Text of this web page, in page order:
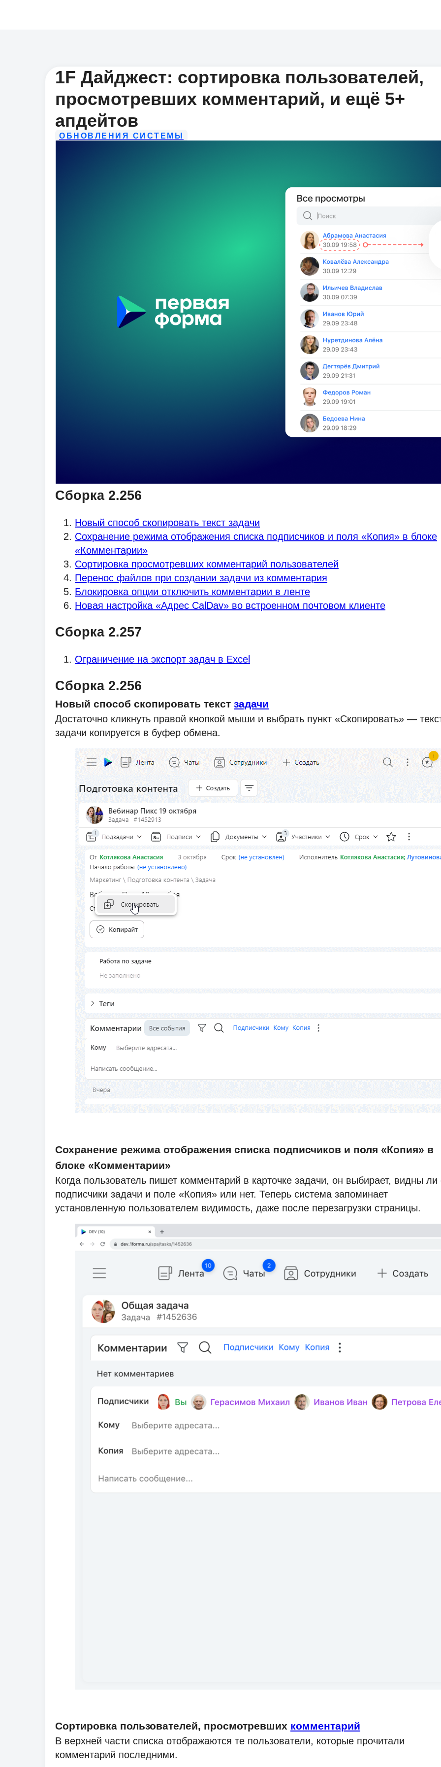
1F Дайджест: сортировка пользователей,
просмотревших комментарий, и ещё 5+
апдейтов
ОБНОВЛЕНИЯ СИСТЕМЫ
Сборка 2.256
Новый способ скопировать текст задачи
Сохранение режима отображения списка подписчиков и поля «Копия» в блоке
«Комментарии»
Сортировка просмотревших комментарий пользователей
Перенос файлов при создании задачи из комментария
Блокировка опции отключить комментарии в ленте
Новая настройка «Адрес CalDav» во встроенном почтовом клиенте
Сборка 2.257
Ограничение на экспорт задач в Excel
Сборка 2.256
Новый способ скопировать текст задачи
Достаточно кликнуть правой кнопкой мыши и выбрать пункт «Скопировать» —
задачи копируется в буфер обмена.
Сохранение режима отображения списка подписчиков и поля «Копия» в
блоке «Комментарии»
Когда пользователь пишет комментарий в карточке задачи, он выбирает, видны ли
подписчики задачи и поле «Копия» или нет. Теперь система запоминает
установленную пользователем видимость, даже после перезагрузки страницы.
Сортировка пользователей, просмотревших комментарий
В верхней части списка отображаются те пользователи, которые прочитали
комментарий последними.